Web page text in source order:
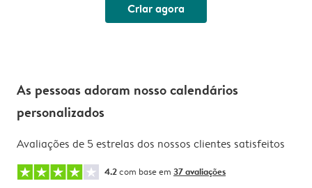
Criar agora
As pessoas adoram nosso calendários
personalizados
Avaliações de 5 estrelas dos nossos clientes satisfeitos
4.2com base em 37 avaliações